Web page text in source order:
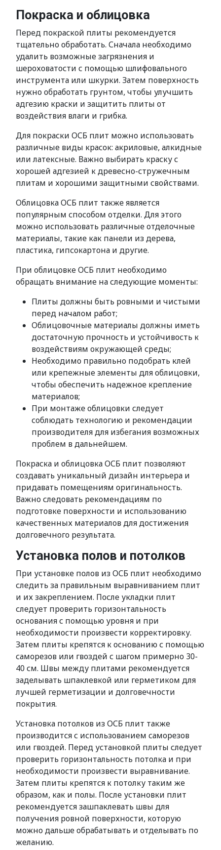
Покраска и облицовка
Перед покраской плиты рекомендуется
тщательно обработать. Сначала необходимо
удалить возможные загрязнения и
шероховатости с помощью шлифовального
инструмента или шкурки. Затем поверхность
нужно обработать грунтом, чтобы улучшить
адгезию краски и защитить плиты от
воздействия влаги и грибка.
Для покраски ОСБ плит можно использовать
различные виды красок: акриловые, алкидные
или латексные. Важно выбирать краску с
хорошей адгезией к древесно-стружечным
плитам и хорошими защитными свойствами.
Облицовка ОСБ плит также является
популярным способом отделки. Для этого
можно использовать различные отделочные
материалы, такие как панели из дерева,
пластика, гипсокартона и другие.
При облицовке ОСБ плит необходимо
обращать внимание на следующие моменты:
Плиты должны быть ровными и чистыми
перед началом работ;
Облицовочные материалы должны иметь
достаточную прочность и устойчивость к
воздействиям окружающей среды;
Необходимо правильно подобрать клей
или крепежные элементы для облицовки,
чтобы обеспечить надежное крепление
материалов;
При монтаже облицовки следует
соблюдать технологию и рекомендации
производителя для избегания возможных
проблем в дальнейшем.
Покраска и облицовка ОСБ плит позволяют
создавать уникальный дизайн интерьера и
придавать помещениям оригинальность.
Важно следовать рекомендациям по
подготовке поверхности и использованию
качественных материалов для достижения
долговечного результата.
Установка полов и потолков
При установке полов из ОСБ плит необходимо
следить за правильным выравниванием плит
и их закреплением. После укладки плит
следует проверить горизонтальность
основания с помощью уровня и при
необходимости произвести корректировку.
Затем плиты крепятся к основанию с помощью
саморезов или гвоздей с шагом примерно 30-
40 см. Швы между плитами рекомендуется
заделывать шпаклевкой или герметиком для
лучшей герметизации и долговечности
покрытия.
Установка потолков из ОСБ плит также
производится с использованием саморезов
или гвоздей. Перед установкой плиты следует
проверить горизонтальность потолка и при
необходимости произвести выравнивание.
Затем плиты крепятся к потолку таким же
образом, как и полы. После установки плит
рекомендуется зашпаклевать швы для
получения ровной поверхности, которую
можно дальше обрабатывать и отделывать по
желанию.